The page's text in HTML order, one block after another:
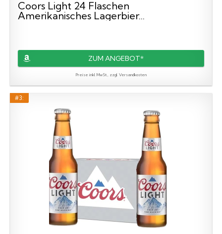
Coors Light 24 Flaschen
Amerikanisches Lagerbier...
ZUM ANGEBOT*
Preise inkl. MwSt., zzgl. Versandkosten
#3: